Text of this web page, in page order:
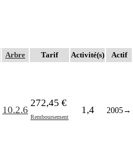
Arbre Tarif Activité(s) Actif
10.2.6
272,45 €
Remboursement
1,4 2005→